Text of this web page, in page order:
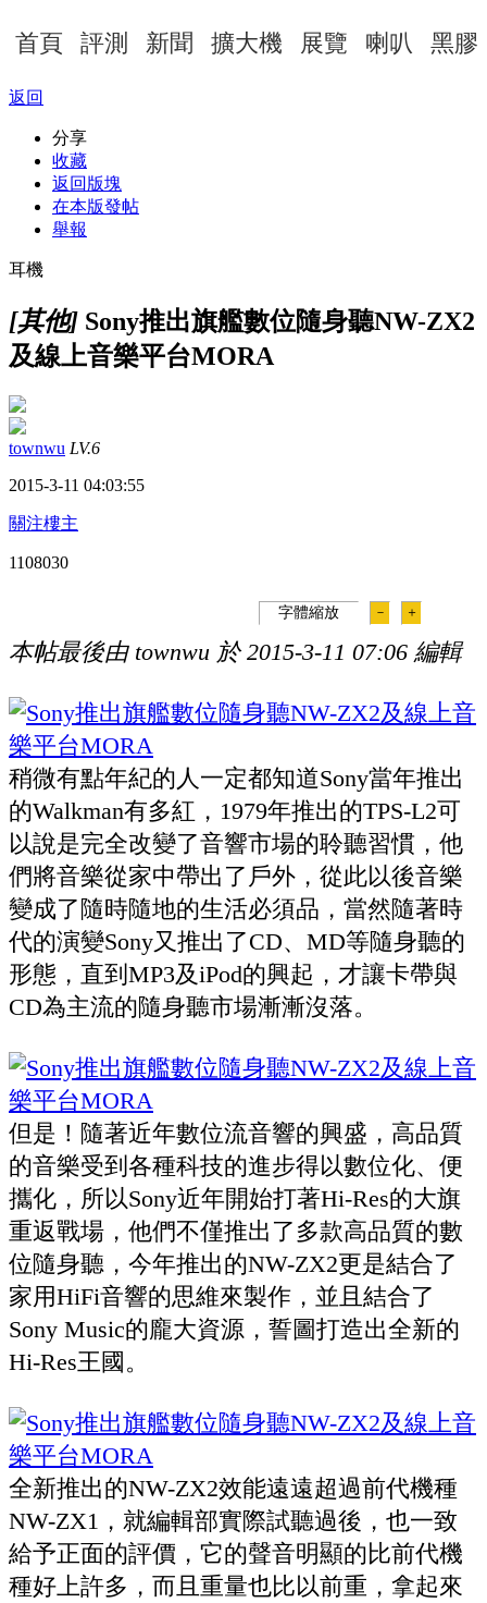
首頁 評測 新聞 擴大機 展覽 喇叭 黑膠
返回
分享
收藏
返回版塊
在本版發帖
舉報
耳機
[其他] Sony推出旗艦數位隨身聽NW-ZX2
及線上音樂平台MORA
townwu LV.6
2015-3-11 04:03:55
關注樓主
1108030
字體縮放 － ＋
本帖最後由 townwu 於 2015-3-11 07:06 編輯
稍微有點年紀的人一定都知道Sony當年推出
的Walkman有多紅，1979年推出的TPS-L2可
以說是完全改變了音響市場的聆聽習慣，他
們將音樂從家中帶出了戶外，從此以後音樂
變成了隨時隨地的生活必須品，當然隨著時
代的演變Sony又推出了CD、MD等隨身聽的
形態，直到MP3及iPod的興起，才讓卡帶與
CD為主流的隨身聽市場漸漸沒落。
但是！隨著近年數位流音響的興盛，高品質
的音樂受到各種科技的進步得以數位化、便
攜化，所以Sony近年開始打著Hi-Res的大旗
重返戰場，他們不僅推出了多款高品質的數
位隨身聽，今年推出的NW-ZX2更是結合了
家用HiFi音響的思維來製作，並且結合了
Sony Music的龐大資源，誓圖打造出全新的
Hi-Res王國。
全新推出的NW-ZX2效能遠遠超過前代機種
NW-ZX1，就編輯部實際試聽過後，也一致
給予正面的評價，它的聲音明顯的比前代機
種好上許多，而且重量也比以前重，拿起來